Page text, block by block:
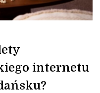
internetu